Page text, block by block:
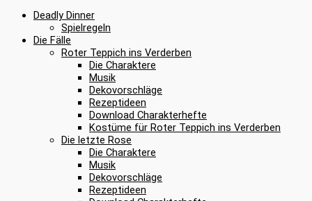
Deadly Dinner
Spielregeln
Die Fälle
Roter Teppich ins Verderben
Die Charaktere
Musik
Dekovorschläge
Rezeptideen
Download Charakterhefte
Kostüme für Roter Teppich ins Verderben
Die letzte Rose
Die Charaktere
Musik
Dekovorschläge
Rezeptideen